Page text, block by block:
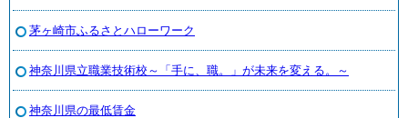
茅ヶ崎市ふるさとハローワーク
神奈川県立職業技術校～「手に、職。」が未来を変える。～
神奈川県の最低賃金